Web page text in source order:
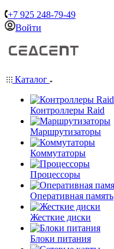
+7 925 248-79-49
Войти
Каталог
Контроллеры Raid
Маршрутизаторы
Коммутаторы
Процессоры
Оперативная память
Жесткие диски
Блоки питания